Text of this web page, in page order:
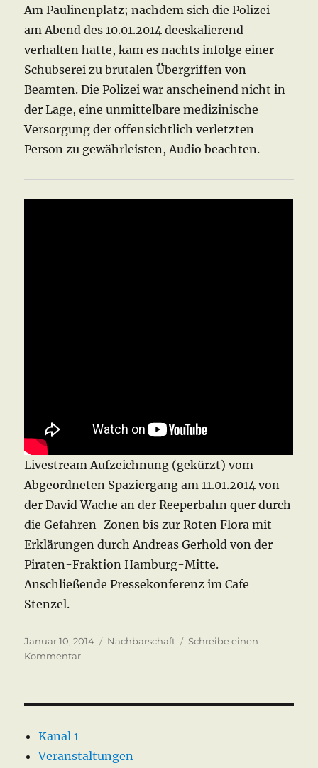
Am Paulinenplatz; nachdem sich die Polizei
am Abend des 10.01.2014 deeskalierend
verhalten hatte, kam es nachts infolge einer
Schubserei zu brutalen Übergriffen von
Beamten. Die Polizei war anscheinend nicht in
der Lage, eine unmittelbare medizinische
Versorgung der offensichtlich verletzten
Person zu gewährleisten, Audio beachten.
Livestream Aufzeichnung (gekürzt) vom
Abgeordneten Spaziergang am 11.01.2014 von
der David Wache an der Reeperbahn quer durch
die Gefahren-Zonen bis zur Roten Flora mit
Erklärungen durch Andreas Gerhold von der
Piraten-Fraktion Hamburg-Mitte.
Anschließende Pressekonferenz im Cafe
Stenzel.
Veröffentlicht
am
Januar 10, 2014 Kategorien
Nachbarschaft
Schreibe einen
Kommentarzu
Kanal 1
Veranstaltungen